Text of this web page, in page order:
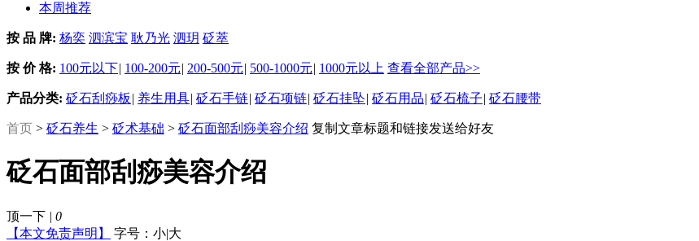
本周推荐
按 品 牌: 杨奕 泗滨宝 耿乃光 泗玥 砭萃
按 价 格: 100元以下| 100-200元| 200-500元| 500-1000元| 1000元以上 查看全部产品>>
产品分类: 砭石刮痧板 | 养生用具| 砭石手链| 砭石项链| 砭石挂坠| 砭石用品| 砭石梳子| 砭石腰带
首页 > 砭石养生 > 砭术基础 > 砭石面部刮痧美容介绍 复制文章标题和链接发送给好友
砭石面部刮痧美容介绍
顶一下 | 0
【本文免责声明】
字号： 小|大